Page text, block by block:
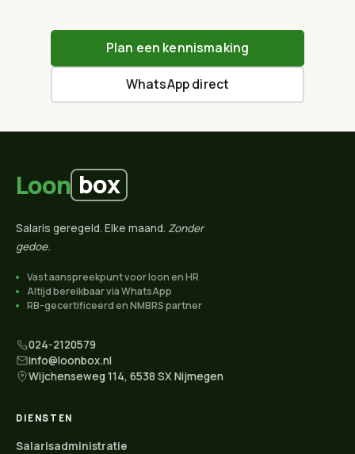
Plan een kennismaking
WhatsApp direct
Loon box
Salaris geregeld. Elke maand. Zonder
gedoe.
Vast aanspreekpunt voor loon en HR
Altijd bereikbaar via WhatsApp
RB-gecertificeerd en NMBRS partner
024-2120579
info@loonbox.nl
Wijchenseweg 114, 6538 SX Nijmegen
DIENSTEN
Salarisadministratie